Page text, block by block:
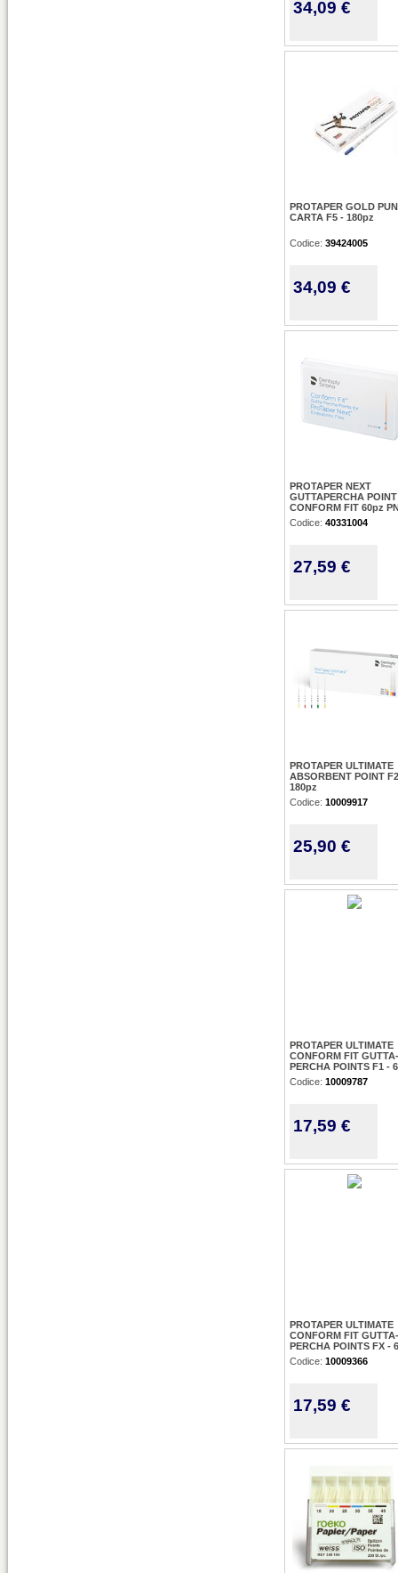
34,09 €
PROTAPER GOLD
CARTA F5 - 180pz
Codice: 39424005
34,09 €
PROTAPER NEXT
GUTTAPERCHA POINT
CONFORM FIT 60pz
Codice: 40331004
27,59 €
PROTAPER ULTIMATE
ABSORBENT POINT
180pz
Codice: 10009917
25,90 €
PROTAPER ULTIMATE
CONFORM FIT GUTTA-
PERCHA POINTS F1 -
Codice: 10009787
17,59 €
PROTAPER ULTIMATE
CONFORM FIT GUTTA-
PERCHA POINTS FX -
Codice: 10009366
17,59 €